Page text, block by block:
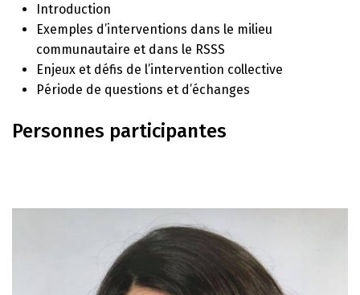
Introduction
Exemples d’interventions dans le milieu
communautaire et dans le RSSS
Enjeux et défis de l’intervention collective
Période de questions et d’échanges
Personnes participantes